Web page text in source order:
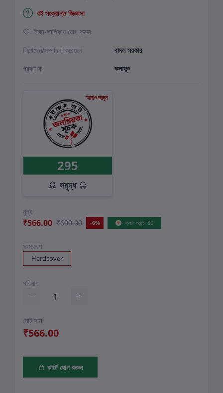
বই সংক্রান্ত জিজ্ঞাসা
ইচ্ছা-তালিকায় যোগ করুন
লিখেছেন/সম্পাদনা করেছেন
বাদল সরকার
প্রকাশক
কলাভৃৎ
আরও জানুন
295
সমৃদ্ধ
মূল্য
₹566.00 ₹600.00 -6% ক্লাব পয়েন্ট: 50
সংস্করণ
Hardcover
পরিমাণ
মোট দাম
₹566.00
কার্টে যোগ করুন